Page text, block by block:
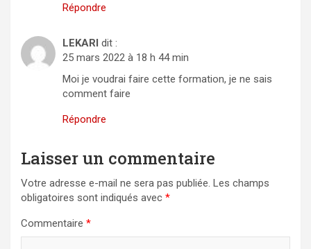
Répondre
LEKARI dit :
25 mars 2022 à 18 h 44 min
Moi je voudrai faire cette formation, je ne sais
comment faire
Répondre
Laisser un commentaire
Votre adresse e-mail ne sera pas publiée. Les champs
obligatoires sont indiqués avec *
Commentaire *